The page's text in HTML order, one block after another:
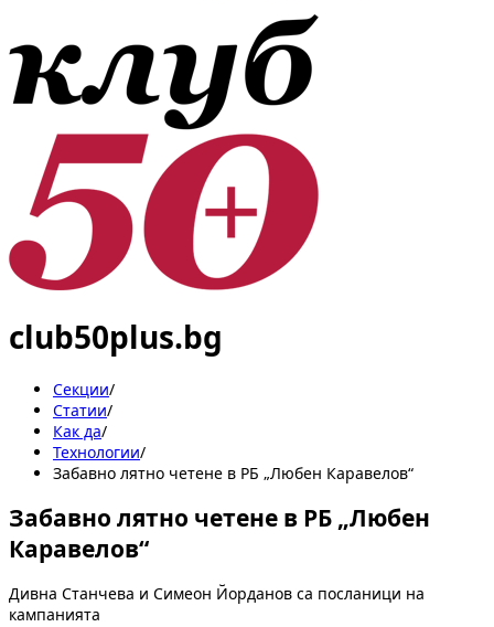
club50plus.bg
Секции/
Статии/
Как да/
Технологии/
Забавно лятно четене в РБ „Любен Каравелов“
Забавно лятно четене в РБ „Любен
Каравелов“
Дивна Станчева и Симеон Йорданов са посланици на
кампанията